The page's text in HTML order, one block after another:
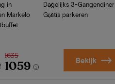
in
Markelo
Dagelijks 3-Gangendiner
Gratis parkeren
1635
1059 Bekijk